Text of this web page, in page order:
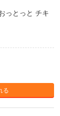
っとっと チキ
る